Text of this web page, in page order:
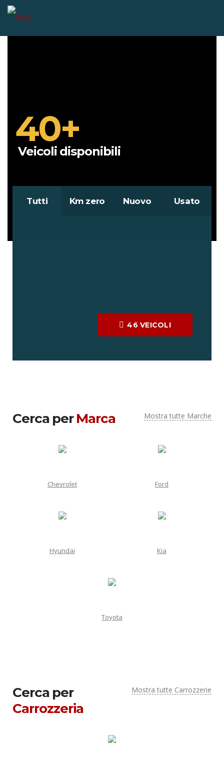
40+
Veicoli disponibili
Tutti Km zero Nuovo Usato
46 VEICOLI
Mostra tutte Marche
Cerca perMarca
Chevrolet Ford
Hyundai Kia
Toyota
Mostra tutte Carrozzerie
Cerca per
Carrozzeria